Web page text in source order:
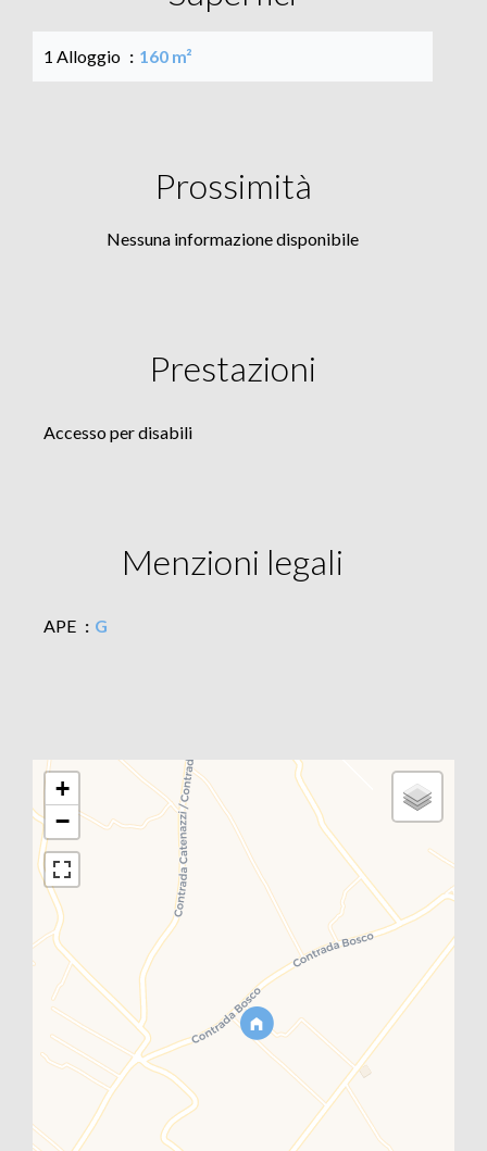
1 Alloggio 160 m²
Prossimità
Nessuna informazione disponibile
Prestazioni
Accesso per disabili
Menzioni legali
APE G
+
−